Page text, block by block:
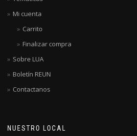
Mi cuenta
Carrito
Finalizar compra
Sobre LUA
Boletín REUN
Contactanos
NUESTRO LOCAL